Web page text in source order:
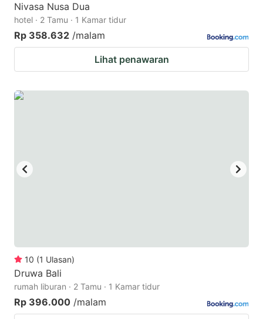
Nivasa Nusa Dua
hotel · 2 Tamu · 1 Kamar tidur
Rp 358.632 /malam
Lihat penawaran
10 (1 Ulasan)
Druwa Bali
rumah liburan · 2 Tamu · 1 Kamar tidur
Rp 396.000 /malam